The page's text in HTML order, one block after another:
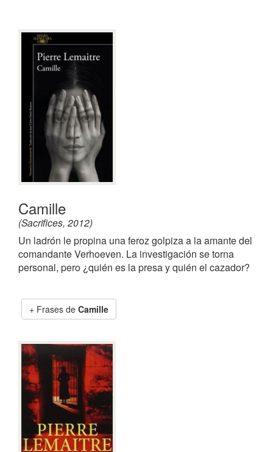
Camille
(Sacrifices, 2012)
Un ladrón le propina una feroz golpiza a la amante del
comandante Verhoeven. La investigación se torna
personal, pero ¿quién es la presa y quién el cazador?
Frases de Camille